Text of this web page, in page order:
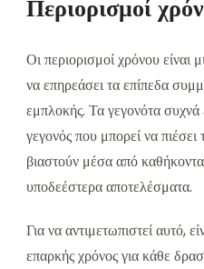
Περιορισμοί
Οι περιορισμοί χρόνου είναι
να επηρεάσει τα επίπεδα
εμπλοκής. Τα γεγονότα
γεγονός που μπορεί να
βιαστούν μέσα από
υποδεέστερα αποτελέσματα.
Για να αντιμετωπιστεί αυτό,
επαρκής χρόνος για κάθε